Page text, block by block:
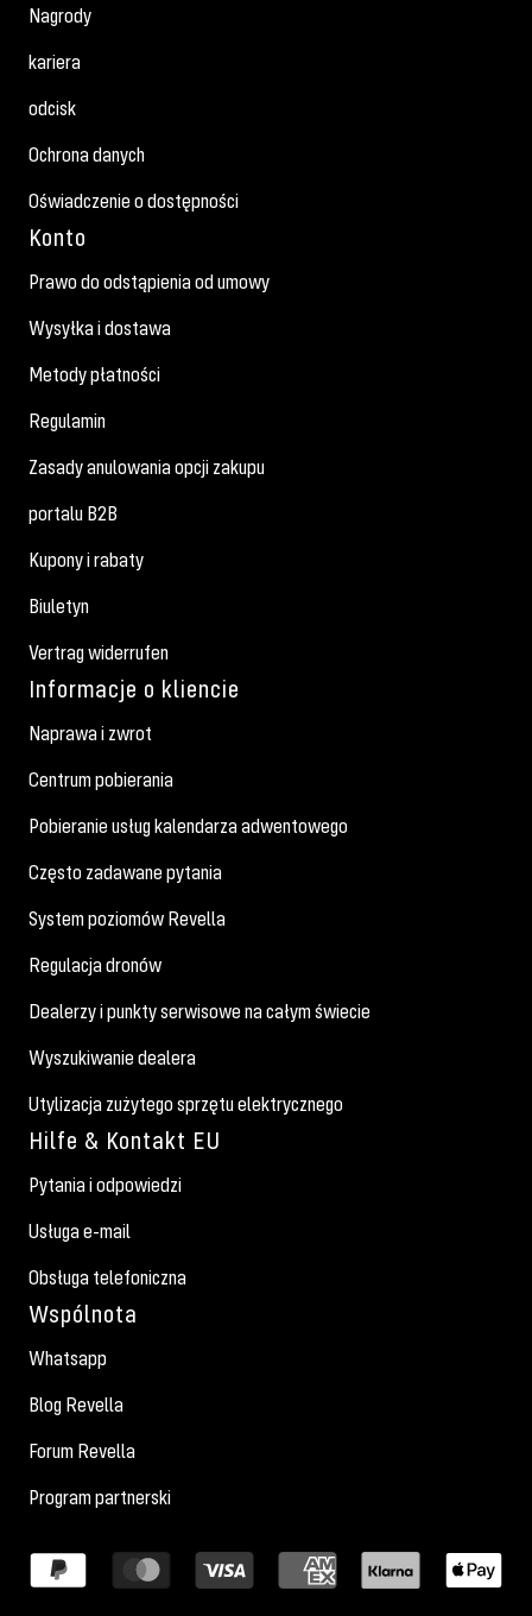
Nagrody
kariera
odcisk
Ochrona danych
Oświadczenie o dostępności
Konto
Prawo do odstąpienia od umowy
Wysyłka i dostawa
Metody płatności
Regulamin
Zasady anulowania opcji zakupu
portalu B2B
Kupony i rabaty
Biuletyn
Vertrag widerrufen
Informacje o kliencie
Naprawa i zwrot
Centrum pobierania
Pobieranie usług kalendarza adwentowego
Często zadawane pytania
System poziomów Revella
Regulacja dronów
Dealerzy i punkty serwisowe na całym świecie
Wyszukiwanie dealera
Utylizacja zużytego sprzętu elektrycznego
Hilfe & Kontakt EU
Pytania i odpowiedzi
Usługa e-mail
Obsługa telefoniczna
Wspólnota
Whatsapp
Blog Revella
Forum Revella
Program partnerski